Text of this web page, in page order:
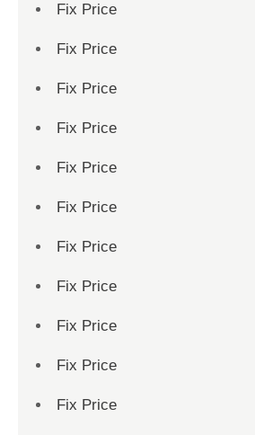
Fix Price
Fix Price
Fix Price
Fix Price
Fix Price
Fix Price
Fix Price
Fix Price
Fix Price
Fix Price
Fix Price